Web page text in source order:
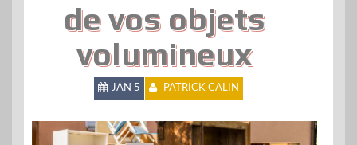
de vos objets
volumineux
JAN 5 PATRICK CALIN